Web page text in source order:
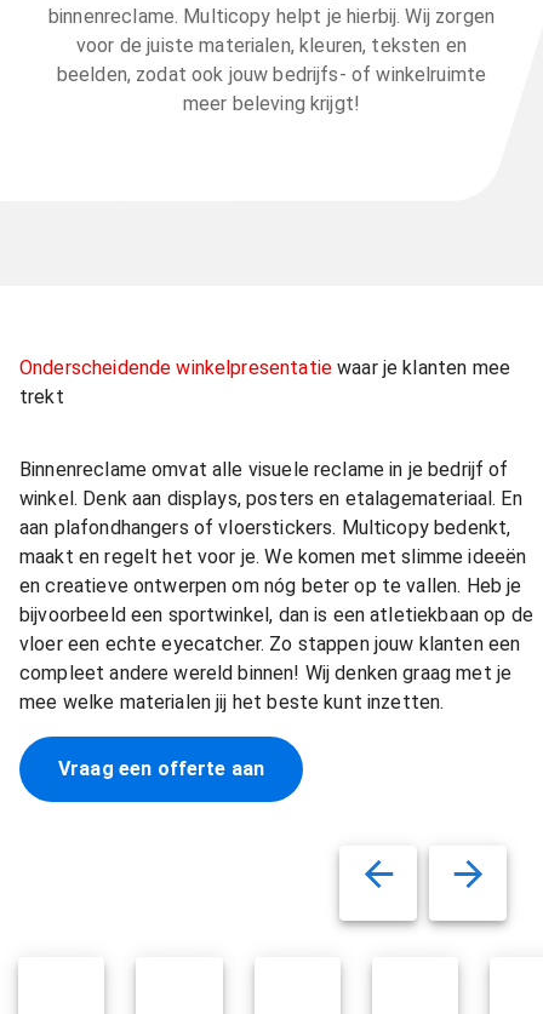
binnenreclame. Multicopy helpt je hierbij. Wij zorgen
voor de juiste materialen, kleuren, teksten en
beelden, zodat ook jouw bedrijfs- of winkelruimte
meer beleving krijgt!
Onderscheidende winkelpresentatiewaar je klanten mee
trekt
Binnenreclame omvat alle visuele reclame in je bedrijf of
winkel. Denk aan displays, posters en etalagemateriaal. En
aan plafondhangers of vloerstickers. Multicopy bedenkt,
maakt en regelt het voor je. We komen met slimme ideeën
en creatieve ontwerpen om nóg beter op te vallen. Heb je
bijvoorbeeld een sportwinkel, dan is een atletiekbaan op de
vloer een echte eyecatcher. Zo stappen jouw klanten een
compleet andere wereld binnen! Wij denken graag met je
mee welke materialen jij het beste kunt inzetten.
Vraag een offerte aan